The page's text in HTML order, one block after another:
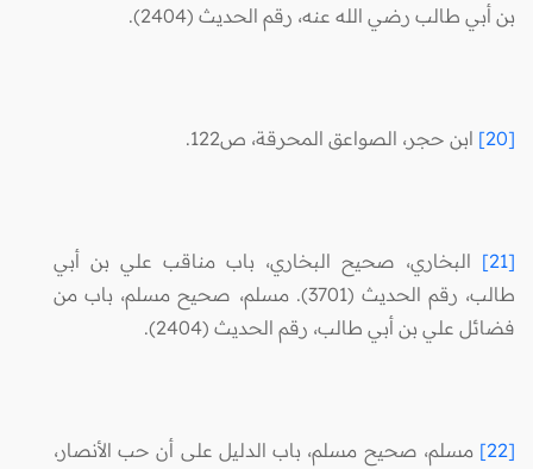
بن أبي طالب رضي الله عنه، رقم الحديث (2404).
[20] ابن حجر، الصواعق المحرقة، ص122.
[21]
البخاري، صحيح البخاري، باب مناقب علي بن أبي
طالب، رقم الحديث (3701). مسلم، صحيح مسلم، باب من
فضائل علي بن أبي طالب، رقم الحديث (2404).
[22]
مسلم، صحيح مسلم، باب الدليل على أن حب الأنصار،